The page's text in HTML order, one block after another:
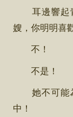
耳邊響起
嫂，你明明喜
不！
不是！
她不可能
中！